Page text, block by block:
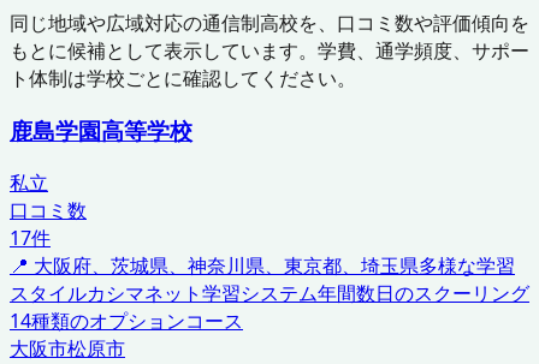
同じ地域や広域対応の通信制高校を、口コミ数や評価傾向を
もとに候補として表示しています。学費、通学頻度、サポー
ト体制は学校ごとに確認してください。
鹿島学園高等学校
私立
口コミ数
17件
📍 大阪府、茨城県、神奈川県、東京都、埼玉県多様な学習
スタイルカシマネット学習システム年間数日のスクーリング
14種類のオプションコース
大阪市松原市